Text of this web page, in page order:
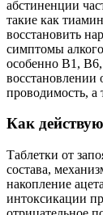
абстиненции
такие как
восстановить
симптомы
особенно В1,
восстановлении
проводимость,
Как
Таблетки от
состава,
накопление
интоксикации